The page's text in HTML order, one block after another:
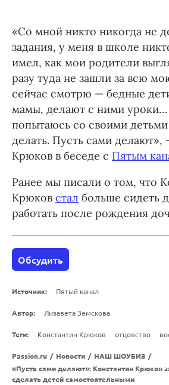
«Со мной никто никогда не
задания, у меня в школе
имел, как мои родители
разу туда не зашли за всю
сейчас смотрю — бедные
мамы, делают с ними
попытаюсь со своими детьми
делать. Пусть сами делают»,
Крюков в беседе с Пятым
Ранее мы писали о том, что
Крюков стал больше сидеть
работать после рождения
Обсудить
Источник: Пятый канал
Автор: Лизавета Земскова
Теги: Константин Крюков отцовство
Passion.ru / Новости / НАШ ШОУБИЗ /
«Пусть сами делают»: Константин Крюков
сделать детей самостоятельными